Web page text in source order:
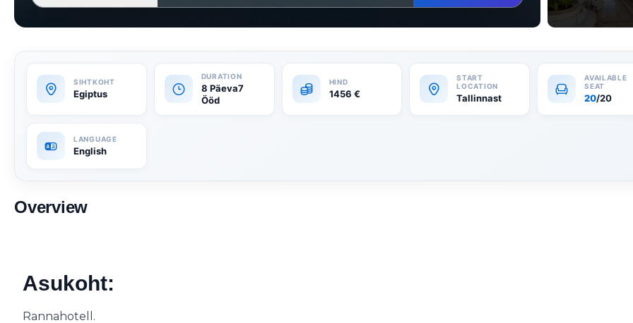
Egiptus
8 Päeva7
Ööd
1456 € Tallinnast 20/20
English
Overview
Asukoht:
Rannahotell.